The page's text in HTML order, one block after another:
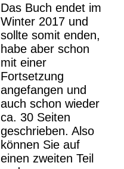
Das Buch endet im
Winter 2017 und
sollte somit enden,
habe aber schon
mit einer
Fortsetzung
angefangen und
auch schon wieder
ca. 30 Seiten
geschrieben. Also
können Sie auf
einen zweiten Teil